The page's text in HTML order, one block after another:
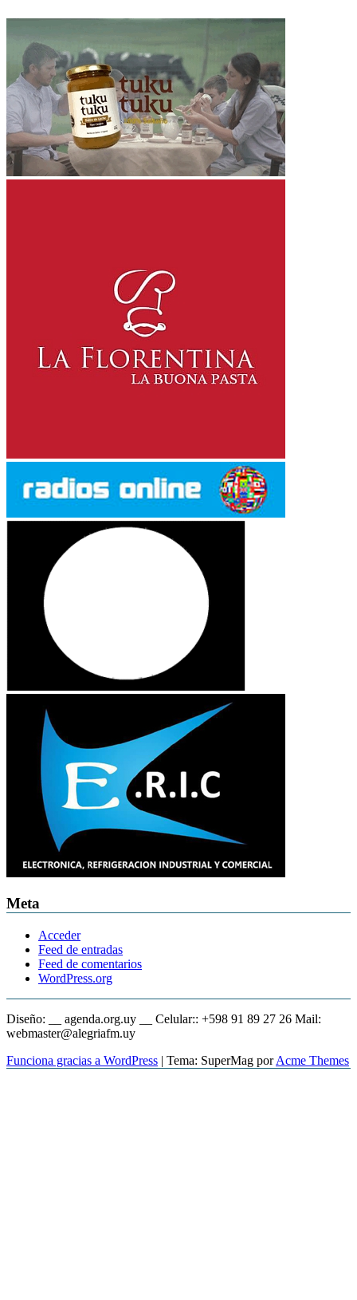
Meta
Acceder
Feed de entradas
Feed de comentarios
WordPress.org
Diseño: __ agenda.org.uy __ Celular:: +598 91 89 27 26 Mail:
webmaster@alegriafm.uy
Funciona gracias a WordPress | Tema: SuperMag porAcme Themes